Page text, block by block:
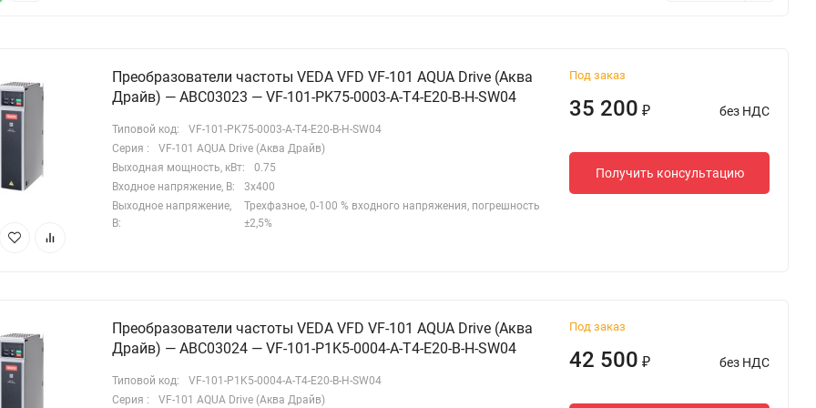
устройства.
3С3, предохраняющее компоненты от воздействия влаги,
сред и токопроводящей пыли. Данная мера
надежность оборудования при эксплуатации в
промышленных условиях.
возможности
преобразователь VF-101 AQUA Drive (Аква Драйв)
преобразователя. Для мощностей от 45 кВт и выше в
постоянного тока встроен дроссель, позволяющий снизить
гармонических искажений (менее 45% THiD). Наличие
тормозного прерывателя (до 22 кВт) дает
Преобразователи частоты VEDA VFD VF-101 AQUA Drive (Аква
Драйв) — ABC03023 — VF-101-PK75-0003-A-T4-E20-B-H-SW04
Типовой код:
VF-101-PK75-0003-A-T4-E20-B-H-SW04
Серия :
VF-101 AQUA Drive (Аква Драйв)
Выходная мощность, кВт:
0.75
Входное напряжение, В:
3х400
Выходное напряжение,
В:
Трехфазное, 0-100 % входного напряжения, погрешность
±2,5%
Под заказ
35 200 ₽ без НДС
Получить консультацию
Преобразователи частоты VEDA VFD VF-101 AQUA Drive (Аква
Драйв) — ABC03024 — VF-101-P1K5-0004-A-T4-E20-B-H-SW04
Типовой код:
VF-101-P1K5-0004-A-T4-E20-B-H-SW04
Серия :
VF-101 AQUA Drive (Аква Драйв)
Под заказ
42 500 ₽ без НДС